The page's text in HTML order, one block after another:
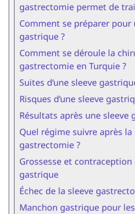
gastrectomie permet de
Comment se préparer pour
gastrique ?
Comment se déroule la
gastrectomie en Turquie ?
Suites d’une sleeve
Risques d’une sleeve
Résultats après une sleeve
Quel régime suivre après la
gastrectomie ?
Grossesse et contraception
gastrique
Échec de la sleeve
Manchon gastrique pour